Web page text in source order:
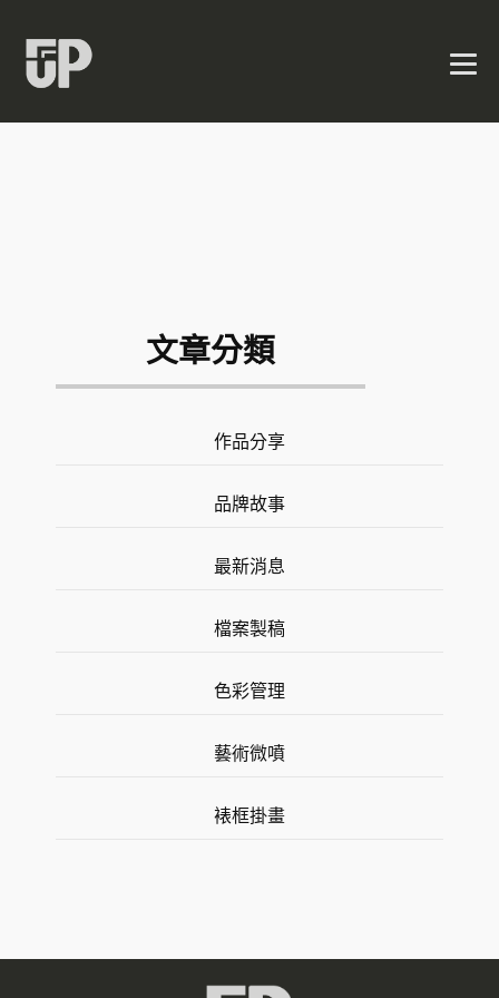
文章分類
作品分享
品牌故事
最新消息
檔案製稿
色彩管理
藝術微噴
裱框掛畫